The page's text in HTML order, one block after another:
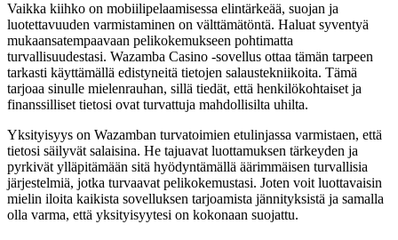
Vaikka kiihko on mobiilipelaamisessa elintärkeää, suojan ja
luotettavuuden varmistaminen on välttämätöntä. Haluat syventyä
mukaansatempaavaan pelikokemukseen pohtimatta
turvallisuudestasi. Wazamba Casino -sovellus ottaa tämän tarpeen
tarkasti käyttämällä edistyneitä tietojen salaustekniikoita. Tämä
tarjoaa sinulle mielenrauhan, sillä tiedät, että henkilökohtaiset ja
finanssilliset tietosi ovat turvattuja mahdollisilta uhilta.
Yksityisyys on Wazamban turvatoimien etulinjassa varmistaen, että
tietosi säilyvät salaisina. He tajuavat luottamuksen tärkeyden ja
pyrkivät ylläpitämään sitä hyödyntämällä äärimmäisen turvallisia
järjestelmiä, jotka turvaavat pelikokemustasi. Joten voit luottavaisin
mielin iloita kaikista sovelluksen tarjoamista jännityksistä ja samalla
olla varma, että yksityisyytesi on kokonaan suojattu.